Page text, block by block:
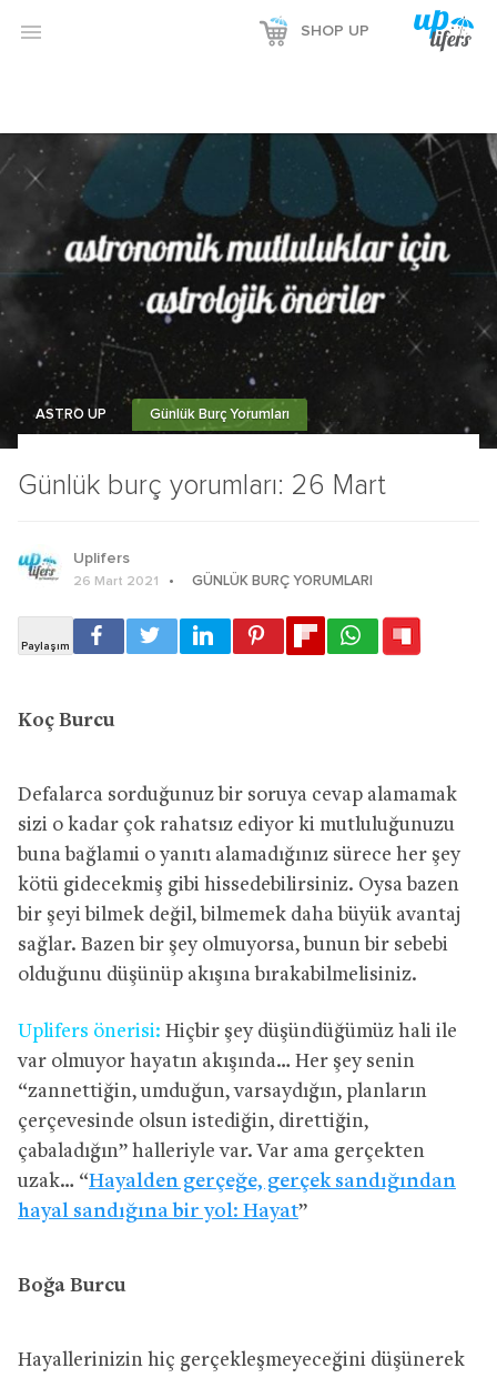
 SHOP UP
Günlük burç yorumları: 26 Mart
ASTRO UP Günlük Burç Yorumları
Uplifers
26 Mart 2021 GÜNLÜK BURÇ YORUMLARI
Koç Burcu
Defalarca sorduğunuz bir soruya cevap alamamak
sizi o kadar çok rahatsız ediyor ki mutluluğunuzu
buna bağlamıi o yanıtı alamadığınız sürece her şey
kötü gidecekmiş gibi hissedebilirsiniz. Oysa bazen
bir şeyi bilmek değil, bilmemek daha büyük avantaj
sağlar. Bazen bir şey olmuyorsa, bunun bir sebebi
olduğunu düşünüp akışına bırakabilmelisiniz.
Uplifers önerisi: Hiçbir şey düşündüğümüz hali ile
var olmuyor hayatın akışında… Her şey senin
“zannettiğin, umduğun, varsaydığın, planların
çerçevesinde olsun istediğin, direttiğin,
çabaladığın” halleriyle var. Var ama gerçekten
uzak… “Hayalden gerçeğe, gerçek sandığından
hayal sandığına bir yol: Hayat”
Boğa Burcu
Hayallerinizin hiç gerçekleşmeyeceğini düşünerek